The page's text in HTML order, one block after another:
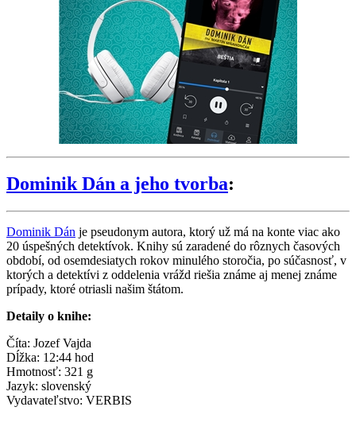
Dominik Dán a jeho tvorba:
Dominik Dán je pseudonym autora, ktorý už má na konte viac ako
20 úspešných detektívok. Knihy sú zaradené do rôznych časových
období, od osemdesiatych rokov minulého storočia, po súčasnosť, v
ktorých a detektívi z oddelenia vrážd riešia známe aj menej známe
prípady, ktoré otriasli našim štátom.
Detaily o knihe:
Číta: Jozef Vajda
Dĺžka: 12:44 hod
Hmotnosť: 321 g
Jazyk: slovenský
Vydavateľstvo: VERBIS